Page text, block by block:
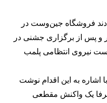
فروشگاه جین‌وست در
فرشته تهران، شنبه ۱۹ مهر و پس از برگزاری جشنی در
نیروی انتظامی پلمب
اشاره به این اقدام نوشت
یک واکنش مقطعی